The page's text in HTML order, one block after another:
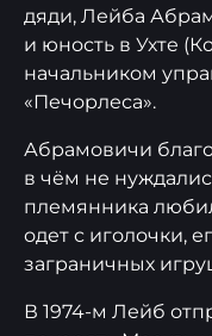
дяди, Лейба
и юность в Ухте
начальником
«Печорлеса».
Абрамовичи
в чём не
племянника
одет с иголочки,
заграничных
В 1974-м Лейб